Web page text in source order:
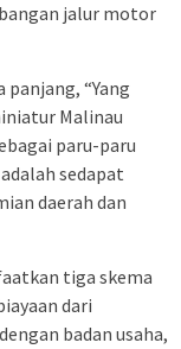
jalur motor
“Yang
Malinau
paru-paru
sedapat
daerah dan
tiga skema
dari
badan usaha,